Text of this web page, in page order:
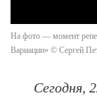
На фото — момент
Вариации» © Сергей
Сегодня,